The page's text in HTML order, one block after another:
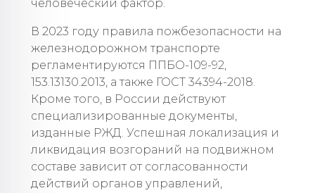
человеческий фактор.
В 2023 году правила пожбезопасности на
железнодорожном транспорте
регламентируются ППБО-109-92,
153.13130.2013, а также ГОСТ 34394-2018.
Кроме того, в России действуют
специализированные документы,
изданные РЖД. Успешная локализация и
ликвидация возгораний на подвижном
составе зависит от согласованности
действий органов управлений,